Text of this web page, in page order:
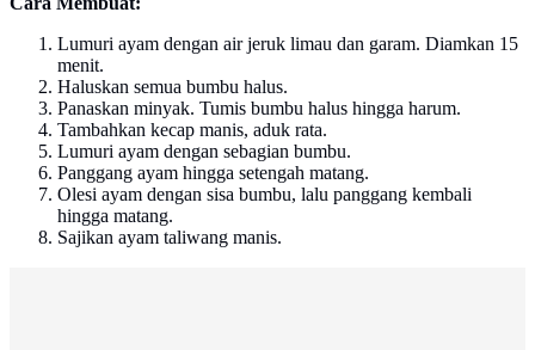
Lumuri ayam dengan air jeruk limau dan garam. Diamkan 15
menit.
Haluskan semua bumbu halus.
Panaskan minyak. Tumis bumbu halus hingga harum.
Tambahkan kecap manis, aduk rata.
Lumuri ayam dengan sebagian bumbu.
Panggang ayam hingga setengah matang.
Olesi ayam dengan sisa bumbu, lalu panggang kembali
hingga matang.
Sajikan ayam taliwang manis.